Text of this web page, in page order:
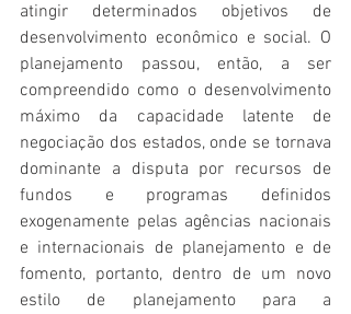
atingir determinados objetivos de
desenvolvimento econômico e social. O
planejamento passou, então, a ser
compreendido como o desenvolvimento
máximo da capacidade latente de
negociação dos estados, onde se tornava
dominante a disputa por recursos de
fundos e programas definidos
exogenamente pelas agências nacionais
e internacionais de planejamento e de
fomento, portanto, dentro de um novo
estilo de planejamento para a